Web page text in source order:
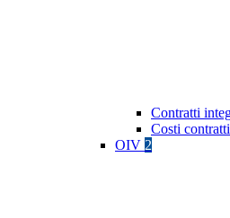
Contratti
Costi
OIV 2